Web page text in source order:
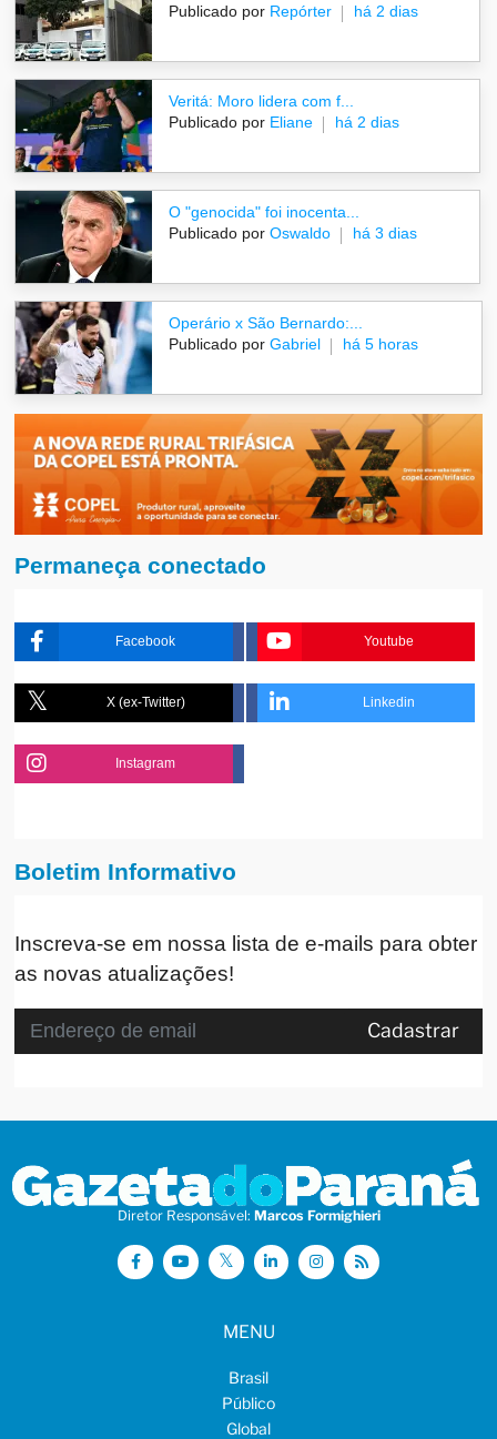
Publicado por Repórter há 2 dias
Veritá: Moro lidera com f...
Publicado por Eliane há 2 dias
O "genocida" foi inocenta...
Publicado por Oswaldo há 3 dias
Operário x São Bernardo:...
Publicado por Gabriel há 5 horas
Permaneça conectado
Facebook Youtube
X (ex-Twitter) Linkedin
Instagram
Boletim Informativo
Inscreva-se em nossa lista de e-mails para obter
as novas atualizações!
Cadastrar
Diretor Responsável: Marcos Formighieri
MENU
Brasil
Público
Global